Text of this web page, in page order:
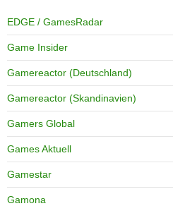
EDGE / GamesRadar
Game Insider
Gamereactor (Deutschland)
Gamereactor (Skandinavien)
Gamers Global
Games Aktuell
Gamestar
Gamona